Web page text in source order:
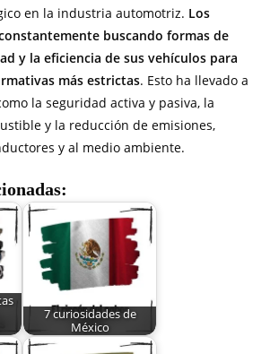
en la industria automotriz. Los
buscando formas de
y la eficiencia de sus vehículos para
más estrictas. Esto ha llevado a
la seguridad activa y pasiva, la
y la reducción de emisiones,
y al medio ambiente.
7 curiosidades de
México